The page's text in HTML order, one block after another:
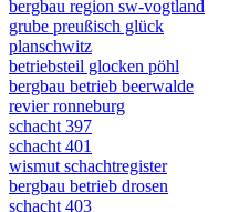
bergbau region sw-vogtland
grube preußisch glück
planschwitz
betriebsteil glocken pöhl
bergbau betrieb beerwalde
revier ronneburg
schacht 397
schacht 401
wismut schachtregister
bergbau betrieb drosen
schacht 403